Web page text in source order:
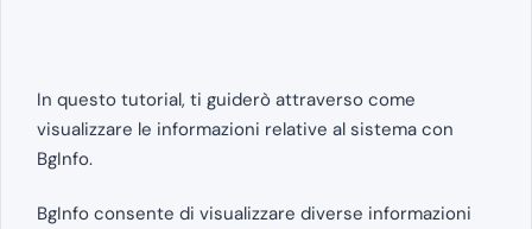
In questo tutorial, ti guiderò attraverso come
visualizzare le informazioni relative al sistema con
BgInfo.
BgInfo consente di visualizzare diverse informazioni